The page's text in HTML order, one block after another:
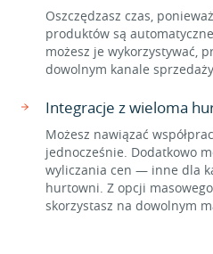
Oszczędzasz czas,
produktów są
możesz je wykorzystywać,
dowolnym kanale
Integracje z wieloma
Możesz nawiązać
jednocześnie. Dodatkowo
wyliczania cen — inne dla
hurtowni. Z opcji
skorzystasz na dowolnym